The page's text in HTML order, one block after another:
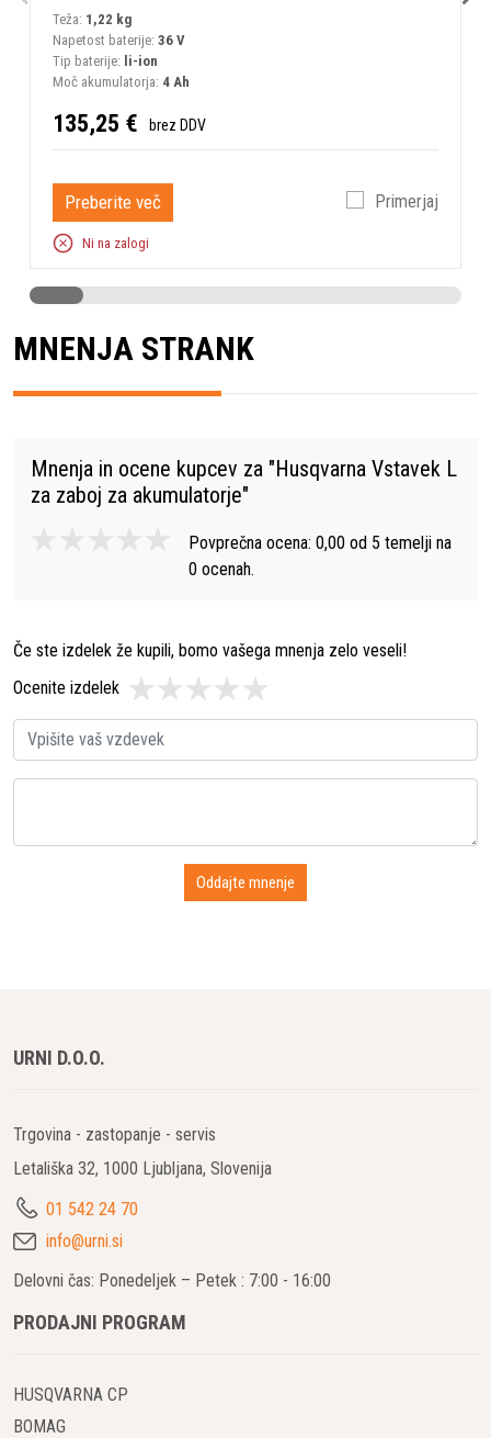
Teža: 1,22 kg
Napetost baterije: 36 V
Tip baterije: li-ion
Moč akumulatorja: 4 Ah
135,25 € brez DDV
Preberite več Primerjaj
Ni na zalogi
MNENJA STRANK
Mnenja in ocene kupcev za "Husqvarna Vstavek L
za zaboj za akumulatorje"
Povprečna ocena: 0,00 od 5 temelji na
0 ocenah.
Če ste izdelek že kupili, bomo vašega mnenja zelo veseli!
Ocenite izdelek
URNI D.O.O.
Trgovina - zastopanje - servis
Letališka 32, 1000 Ljubljana, Slovenija
01 542 24 70
info@urni.si
Delovni čas: Ponedeljek – Petek : 7:00 - 16:00
PRODAJNI PROGRAM
HUSQVARNA CP
BOMAG